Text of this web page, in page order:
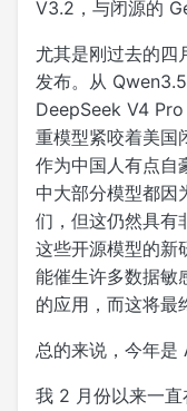
V3.2，与闭源的
尤其是刚过去的四
发布。从
DeepSeek V4
重模型紧咬着美国
作为中国人有点自
中大部分模型都因
们，但这仍然具
这些开源模型的新
能催生许多数据敏
的应用，而这将最
总的来说，今年是
我 2 月份以来一直